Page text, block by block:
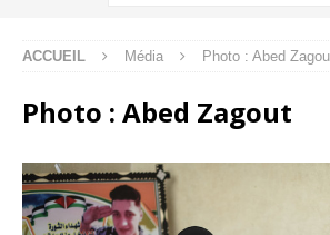
ACCUEIL Média Photo : Abed
Photo : Abed Zagout